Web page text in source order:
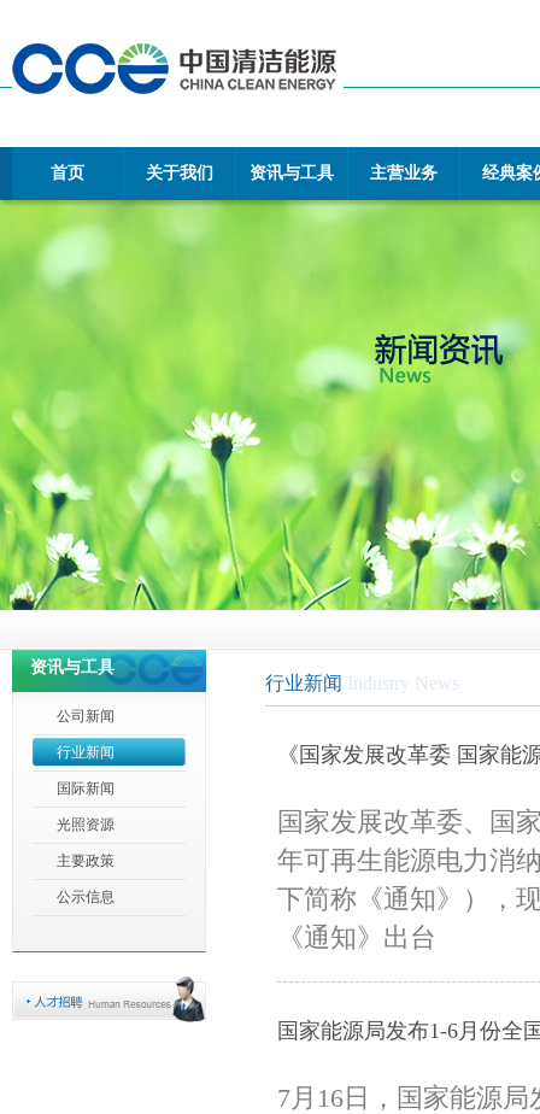
首页 关于我们 资讯与工具 主营业务 经典案
资讯与工具
公司新闻
行业新闻
国际新闻
光照资源
主要政策
公示信息
行业新闻 Industry News
《国家发展改革委 国家能
纳责任权重的通知》政策
国家发展改革委、国
年可再生能源电力消
下简称《通知》），
《通知》出台
国家能源局发布1-6月份全
7月16日，国家能源